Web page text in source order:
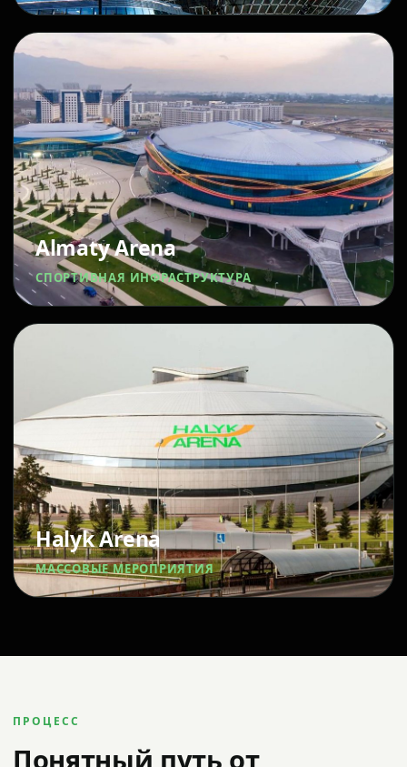
Almaty Arena
СПОРТИВНАЯ ИНФРАСТРУКТУРА
Halyk Arena
МАССОВЫЕ МЕРОПРИЯТИЯ
ПРОЦЕСС
Понятный путь от